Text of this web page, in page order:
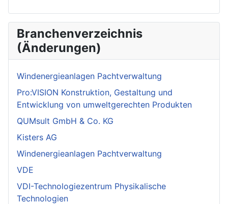
Branchenverzeichnis
(Änderungen)
Windenergieanlagen Pachtverwaltung
Pro:VISION Konstruktion, Gestaltung und
Entwicklung von umweltgerechten Produkten
QUMsult GmbH & Co. KG
Kisters AG
Windenergieanlagen Pachtverwaltung
VDE
VDI-Technologiezentrum Physikalische
Technologien